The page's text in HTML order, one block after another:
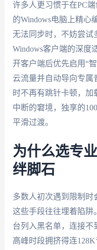
许多人更习惯于在PC
的Windows电脑上精心
无法同步时，不妨尝试
Windows客户端的深度
开客户端后优先启用“
云流量并自动导向专属
时不再有跳针卡顿，
中断的窘境，独享的
平滑过渡。
为什么选专
绊脚石
多数人初次遇到限制时
这些手段往往埋着陷阱
台列入黑名单，连接不
高峰时段拥挤得连